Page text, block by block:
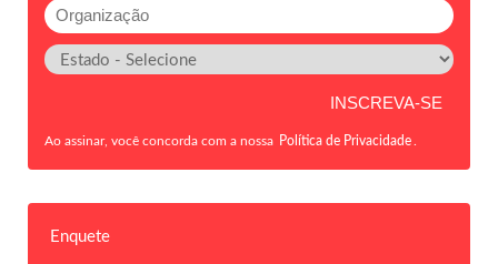
Ao assinar, você concorda com a nossa Política de Privacidade
Enquete